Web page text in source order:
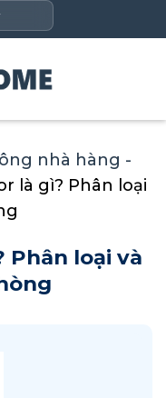
nhà hàng -
là gì? Phân loại
Phân loại và